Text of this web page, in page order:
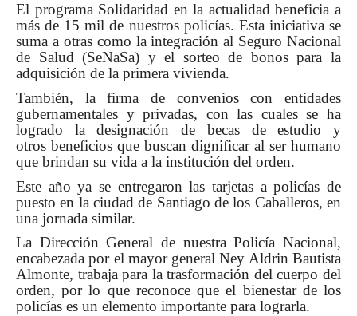
El programa Solidaridad en la actualidad beneficia a
más de 15 mil de nuestros policías. Esta iniciativa se
suma a otras como la integración al Seguro Nacional
de Salud (SeNaSa) y el sorteo de bonos para la
adquisición de la primera vivienda.
También, la firma de convenios con entidades
gubernamentales y privadas, con las cuales se ha
logrado la designación de becas de estudio y
otros beneficios que buscan dignificar al ser humano
que brindan su vida a la institución del orden.
Este año ya se entregaron las tarjetas a policías de
puesto en la ciudad de Santiago de los Caballeros, en
una jornada similar.
La Dirección General de nuestra Policía Nacional,
encabezada por el mayor general Ney Aldrin Bautista
Almonte, trabaja para la trasformación del cuerpo del
orden, por lo que reconoce que el bienestar de los
policías es un elemento importante para lograrla.